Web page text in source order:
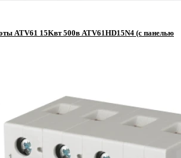
ATV61 15Kвт 500в ATV61HD15N4 (с панелью